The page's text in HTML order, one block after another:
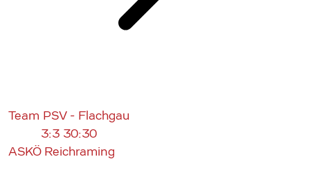
Team PSV - Flachgau
3:3 30:30
ASKÖ Reichraming